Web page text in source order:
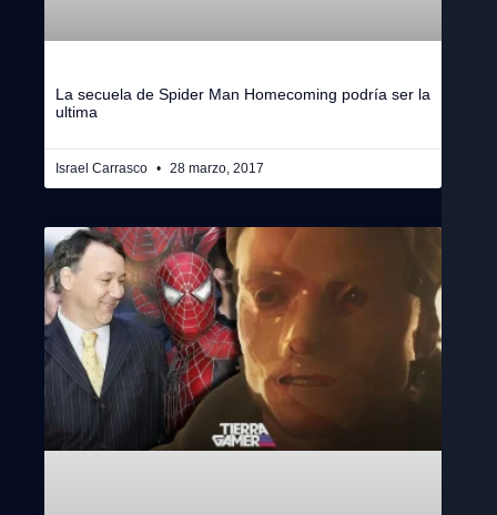
La secuela de Spider Man Homecoming podría ser la
ultima
Israel Carrasco 28 marzo, 2017